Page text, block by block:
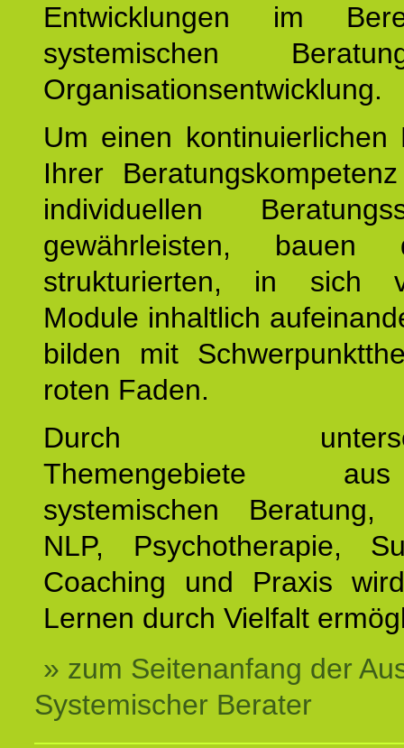
Entwicklungen im
systemischen
Organisationsentwicklung.
Um einen kontinuierlichen
Ihrer
individuellen
gewährleisten,
strukturierten, in sich
Module inhaltlich
bilden mit
roten Faden.
Durch
Themengebiete
systemischen Beratung,
NLP, Psychotherapie,
Coaching und Praxis
Lernen durch Vielfalt
» zum Seitenanfang der
Systemischer Berater